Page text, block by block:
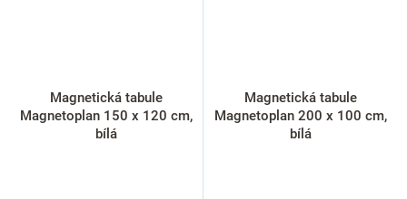
Magnetická tabule
Magnetoplan 150 x 120 cm,
bílá
Magnetická tabule
Magnetoplan 200 x 100 cm,
bílá